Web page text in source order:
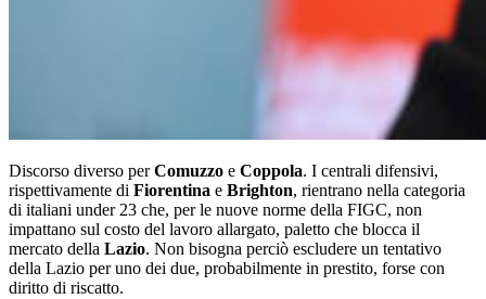
Discorso diverso perComuzzo e Coppola. I centrali difensivi,
rispettivamente di Fiorentina e Brighton, rientrano nella categoria
di italiani under 23 che, per le nuove norme della FIGC, non
impattano sul costo del lavoro allargato, paletto che blocca il
mercato della Lazio. Non bisogna perciò escludere un tentativo
della Lazio per uno dei due, probabilmente in prestito, forse con
diritto di riscatto.